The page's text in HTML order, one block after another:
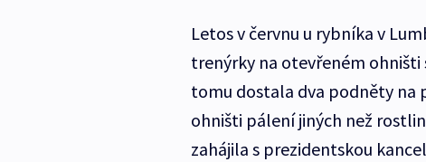
Letos v červnu u rybníka v
trenýrky na otevřeném
tomu dostala dva podněty na
ohništi pálení jiných než
zahájila s prezidentskou